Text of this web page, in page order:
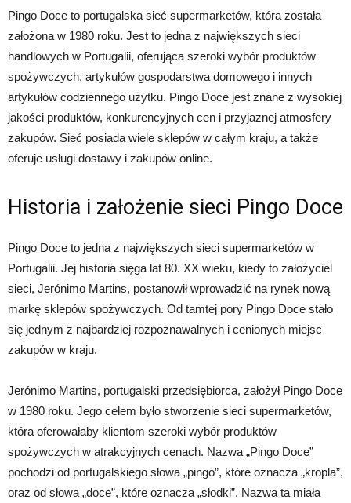
Pingo Doce to portugalska sieć supermarketów, która została
założona w 1980 roku. Jest to jedna z największych sieci
handlowych w Portugalii, oferująca szeroki wybór produktów
spożywczych, artykułów gospodarstwa domowego i innych
artykułów codziennego użytku. Pingo Doce jest znane z wysokiej
jakości produktów, konkurencyjnych cen i przyjaznej atmosfery
zakupów. Sieć posiada wiele sklepów w całym kraju, a także
oferuje usługi dostawy i zakupów online.
Historia i założenie sieci Pingo Doce
Pingo Doce to jedna z największych sieci supermarketów w
Portugalii. Jej historia sięga lat 80. XX wieku, kiedy to założyciel
sieci, Jerónimo Martins, postanowił wprowadzić na rynek nową
markę sklepów spożywczych. Od tamtej pory Pingo Doce stało
się jednym z najbardziej rozpoznawalnych i cenionych miejsc
zakupów w kraju.
Jerónimo Martins, portugalski przedsiębiorca, założył Pingo Doce
w 1980 roku. Jego celem było stworzenie sieci supermarketów,
która oferowałaby klientom szeroki wybór produktów
spożywczych w atrakcyjnych cenach. Nazwa „Pingo Doce”
pochodzi od portugalskiego słowa „pingo”, które oznacza „kropla”,
oraz od słowa „doce”, które oznacza „słodki”. Nazwa ta miała